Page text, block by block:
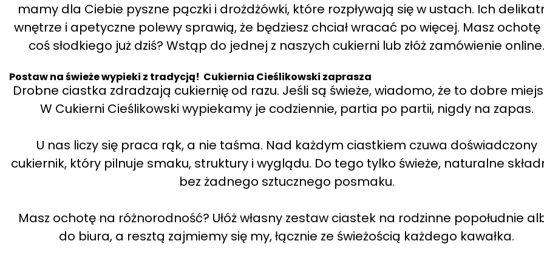
mamy dla Ciebie pyszne pączki i drożdżówki, które rozpływają się w ustach. Ich
wnętrze i apetyczne polewy sprawią, że będziesz chciał wracać po więcej. Masz ochotę
coś słodkiego już dziś? Wstąp do jednej z naszych cukierni lub złóż zamówienie online.
Postaw na świeże wypieki z tradycją! Cukiernia Cieślikowski zaprasza
Drobne ciastka zdradzają cukiernię od razu. Jeśli są świeże, wiadomo, że to dobre
W Cukierni Cieślikowski wypiekamy je codziennie, partia po partii, nigdy na zapas.
U nas liczy się praca rąk, a nie taśma. Nad każdym ciastkiem czuwa doświadczony
cukiernik, który pilnuje smaku, struktury i wyglądu. Do tego tylko świeże, naturalne
bez żadnego sztucznego posmaku.
Masz ochotę na różnorodność? Ułóż własny zestaw ciastek na rodzinne popołudnie
do biura, a resztą zajmiemy się my, łącznie ze świeżością każdego kawałka.